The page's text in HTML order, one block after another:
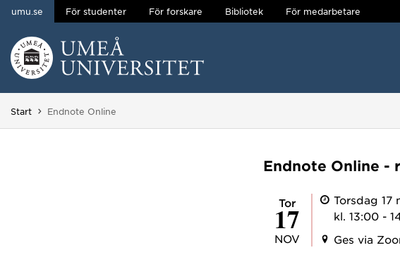
Hoppa direkt till innehållet
umu.se För studenter För forskare Bibliotek För medarbetare
Start Du är här:
Endnote Online
Endnote Online -
tor
17
NOV
Torsdag 17
kl. 13:00 -
Ges via